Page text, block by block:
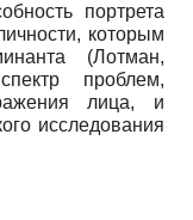
портрета
которым
(Лотман,
проблем,
лица, и
исследования